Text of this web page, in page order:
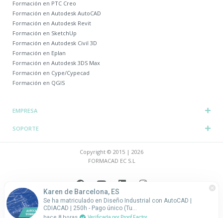
Formación en PTC Creo
Formación en Autodesk AutoCAD
Formación en Autodesk Revit
Formación en SketchUp
Formación en Autodesk Civil 3D
Formación en Eplan
Formación en Autodesk 3DS Max
Formación en Cype/Cypecad
Formación en QGIS
EMPRESA
SOPORTE
Copyright © 2015 | 2026
FORMACAD EC S.L
F
c
e
b
Y
u
t
u
L
n
k
e
I
s
t
a
Aviso legal|Condiciones|Privacidad
Karen de Barcelona, ES
Se ha matriculado en Diseño Industrial con AutoCAD |
CDIACAD | 250h - Pago único (Tu…